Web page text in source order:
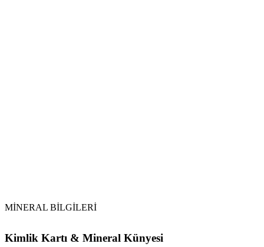
MİNERAL BİLGİLERİ
Kimlik Kartı & Mineral Künyesi